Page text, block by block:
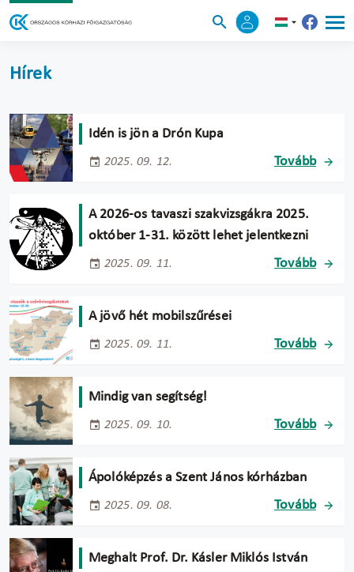
Hírek
Idén is jön a Drón Kupa
2025. 09. 12. Tovább
A 2026-os tavaszi szakvizsgákra 2025.
október 1-31. között lehet jelentkezni
2025. 09. 11. Tovább
A jövő hét mobilszűrései
2025. 09. 11. Tovább
Mindig van segítség!
2025. 09. 10. Tovább
Ápolóképzés a Szent János kórházban
2025. 09. 08. Tovább
Meghalt Prof. Dr. Kásler Miklós István